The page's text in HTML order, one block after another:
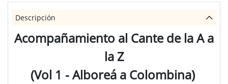
Descripción
Acompañamiento al Cante de la A a
la Z
(Vol 1 - Alboreá a Colombina)